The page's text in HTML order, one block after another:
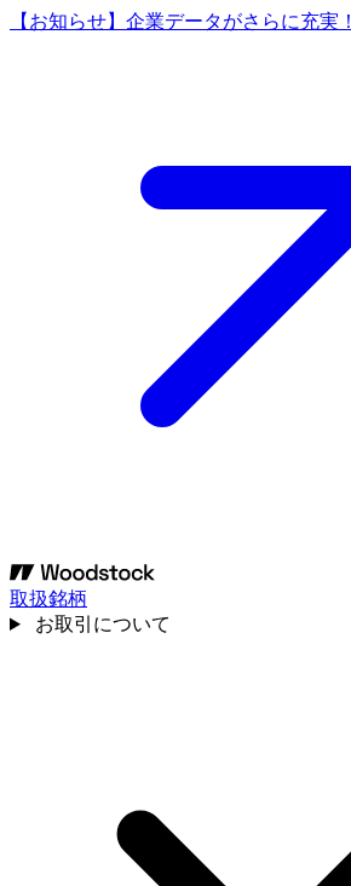
【お知らせ】企業データがさらに充実！
取扱銘柄
お取引について